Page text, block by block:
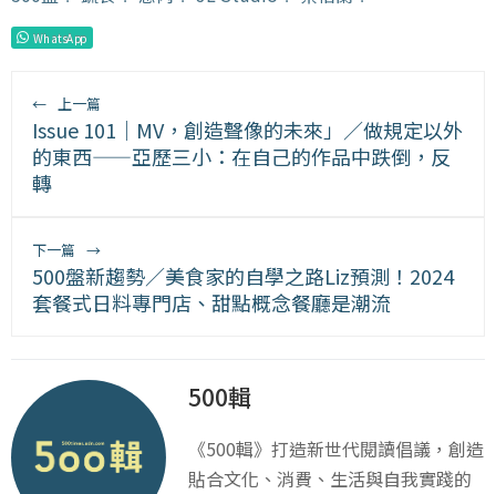
WhatsApp
← 上一篇
Issue 101｜MV，創造聲像的未來」／做規定以外
的東西——亞歷三小：在自己的作品中跌倒，反
轉
下一篇 →
500盤新趨勢／美食家的自學之路Liz預測！2024
套餐式日料專門店、甜點概念餐廳是潮流
500輯
《500輯》打造新世代閱讀倡議，創造
貼合文化、消費、生活與自我實踐的